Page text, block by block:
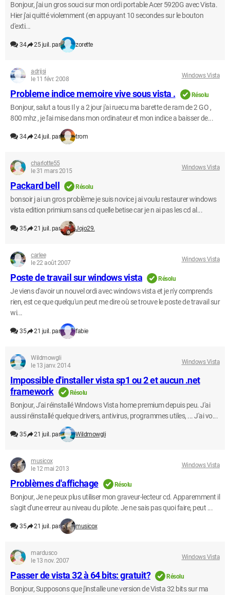
Bonjour, j'ai un gros souci sur mon ordi portable Acer 5920G avec Vista.
Hier j'ai quitté violemment (en appuyant 10 secondes sur le bouton
d'exti...
34 25 juil. par zorette
adrijsi
le 11 févr. 2008
Windows Vista
Probleme indice memoire vive sous vista . Résolu
Bonjour, salut a tous Il y a 2 jour j'ai ruecu ma barette de ram de 2 GO ,
800 mhz , je l'ai mise dans mon ordinateur et mon indice a baisser de...
34 24 juil. par trom
charlotte55
le 31 mars 2015
Windows Vista
Packard bell Résolu
bonsoir j ai un gros problème je suis novice j ai voulu restaurer windows
vista edition primium sans cd quelle betise car je n ai pas les cd al...
35 21 juil. par Jojo29.
carlee
le 22 août 2007
Windows Vista
Poste de travail sur windows vista Résolu
Je viens d'avoir un nouvel ordi avec windows vista et je n'y comprends
rien, est ce que quelqu'un peut me dire où se trouve le poste de travail sur
wi...
35 21 juil. par fabie
Wildmowgli
le 13 janv. 2014
Windows Vista
Impossible d'installer vista sp1 ou 2 et aucun .net
framework
Résolu
Bonjour, J'ai réinstallé Windows Vista home premium depuis peu. J'ai
aussi réinstallé quelque drivers, antivirus, programmes utiles, ... J'ai vo...
35 21 juil. par Wildmowgli
musicox
le 12 mai 2013
Windows Vista
Problèmes d'affichage Résolu
Bonjour, Je ne peux plus utiliser mon graveur-lecteur cd. Apparemment il
s'agit d'une erreur au niveau du pilote. Je ne sais pas quoi faire, peut ...
35 21 juil. par musicox
mardusco
le 13 nov. 2007
Windows Vista
Passer de vista 32 à 64 bits: gratuit? Résolu
Bonjour, Supposons que j'installe une version de Vista 32 bits sur ma